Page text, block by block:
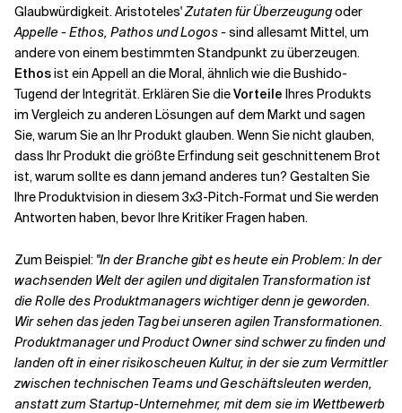
Glaubwürdigkeit. Aristoteles'Zutaten für Überzeugungoder
Appelle - Ethos, Pathos und Logos -sind allesamt Mittel, um
andere von einem bestimmten Standpunkt zu überzeugen.
Ethosist ein Appell an die Moral, ähnlich wie die Bushido-
Tugend der Integrität. Erklären Sie dieVorteile Ihres Produkts
im Vergleich zu anderen Lösungen auf dem Markt und sagen
Sie, warum Sie an Ihr Produkt glauben. Wenn Sie nicht glauben,
dass Ihr Produkt die größte Erfindung seit geschnittenem Brot
ist, warum sollte es dann jemand anderes tun? Gestalten Sie
Ihre Produktvision in diesem 3x3-Pitch-Format und Sie werden
Antworten haben, bevor Ihre Kritiker Fragen haben.
Zum Beispiel: "In der Branche gibt es heute ein Problem: In der
wachsenden Welt der agilen und digitalen Transformation ist
die Rolle des Produktmanagers wichtiger denn je geworden.
Wir sehen das jeden Tag bei unseren agilen Transformationen.
Produktmanager und Product Owner sind schwer zu finden und
landen oft in einer risikoscheuen Kultur, in der sie zum Vermittler
zwischen technischen Teams und Geschäftsleuten werden,
anstatt zum Startup-Unternehmer, mit dem sie im Wettbewerb